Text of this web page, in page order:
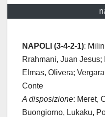
NAPOLI (3-4-2-1):
Rrahmani, Juan
Elmas, Olivera;
Conte
A disposizione: Meret,
Buongiorno, Lukaku,